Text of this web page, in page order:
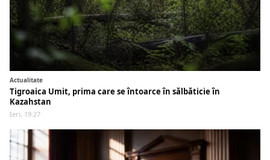
Actualitate
Tigroaica Umit, prima care se întoarce în sălbăticie în
Kazahstan
Ieri, 19:27